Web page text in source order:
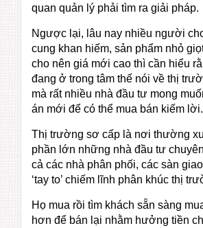
quan quản lý phải tìm ra giải pháp.
Ngược lại, lâu nay nhiều người
cung khan hiếm, sản phẩm nhỏ
cho nên giá mới cao thì cần hiểu
đang ở trong tâm thế nói về thị
mà rất nhiều nhà đầu tư mong
án mới để có thể mua bán kiếm lời.
Thị trường sơ cấp là nơi thường
phần lớn những nhà đầu tư
cả các nhà phân phối, các sàn
‘tay to’ chiếm lĩnh phân khúc thị
Họ mua rồi tìm khách sẵn sàng
hơn để bán lại nhằm hưởng tiền